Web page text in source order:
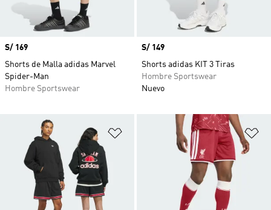
Precio
S/ 169
Shorts de Malla adidas Marvel
Spider-Man
Hombre Sportswear
Precio
S/ 149
Shorts adidas KIT 3 Tiras
Hombre Sportswear
Nuevo
Añadir a la lista de deseos